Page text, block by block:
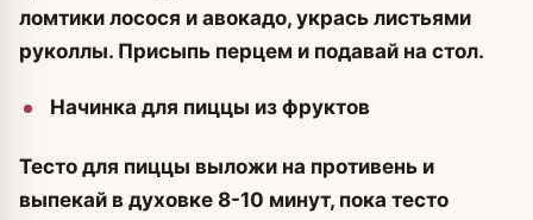
ломтики лосося и авокадо, укрась листьями
руколлы. Присыпь перцем и подавай на стол.
Начинка для пиццы из фруктов
Тесто для пиццы выложи на противень и
выпекай в духовке 8-10 минут, пока тесто